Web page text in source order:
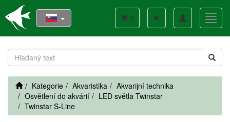
Toggle
navigation
0
Kategorie Akvaristika
Akvarijní technika
Osvětlení do akvárií
LED světla Twinstar
Twinstar S-Line